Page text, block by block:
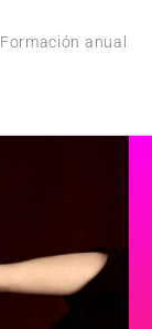
Formación anual